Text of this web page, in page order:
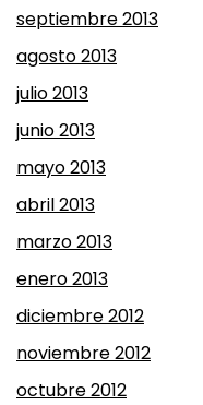
septiembre 2013
agosto 2013
julio 2013
junio 2013
mayo 2013
abril 2013
marzo 2013
enero 2013
diciembre 2012
noviembre 2012
octubre 2012